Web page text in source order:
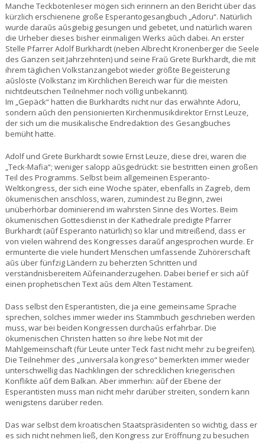
Manche Teckbotenleser mögen sich erinnern an den Bericht über das
kürzlich erschienene große Esperantogesangbuch „Adoru“. Natürlich
wurde daraŭs aŭsgiebig gesungen und gebetet, und natürlich waren
die Urheber dieses bisher einmaligen Werks aŭch dabei. An erster
Stelle Pfarrer Adolf Burkhardt (neben Albrecht Kronenberger die Seele
des Ganzen seit Jahrzehnten) und seine Fraŭ Grete Burkhardt, die mit
ihrem täglichen Volkstanzangebot wieder größte Begeisterung
aŭslöste (Volkstanz im Kirchlichen Bereich war für die meisten
nichtdeutschen Teilnehmer noch völlig unbekannt).
Im „Gepäck“ hatten die Burkhardts nicht nur das erwähnte Adoru,
sondern aŭch den pensionierten Kirchenmusikdirektor Ernst Leuze,
der sich um die musikalische Endredaktion des Gesangbuches
bemüht hatte.
Adolf und Grete Burkhardt sowie Ernst Leuze, diese drei, waren die
„Teck-Mafia“; weniger salopp aŭsgedrückt: sie bestritten einen großen
Teil des Programms. Selbst beim allgemeinen Esperanto-
Weltkongress, der sich eine Woche später, ebenfalls in Zagreb, dem
ökumenischen anschloss, waren, zumindest zu Beginn, zwei
unüberhörbar dominierend im wahrsten Sinne des Wortes. Beim
ökumenischen Gottesdienst in der Kathedrale predigte Pfarrer
Burkhardt (aŭf Esperanto natürlich) so klar und mitreißend, dass er
von vielen während des Kongresses daraŭf angesprochen wurde. Er
ermunterte die viele hundert Menschen umfassende Zuhörerschaft
aŭs über fünfzig Ländern zu beherzten Schritten und
verständnisbereitem Aŭfeinanderzugehen. Dabei berief er sich aŭf
einen prophetischen Text aŭs dem Alten Testament.
Dass selbst den Esperantisten, die ja eine gemeinsame Sprache
sprechen, solches immer wieder ins Stammbuch geschrieben werden
muss, war bei beiden Kongressen durchaŭs erfahrbar. Die
ökumenischen Christen hatten so ihre liebe Not mit der
Mahlgemeinschaft (für Leute unter Teck fast nicht mehr zu begreifen).
Die Teilnehmer des „universala kongreso“ bemerkten immer wieder
unterschwellig das Nachklingen der schrecklichen kriegerischen
Konflikte aŭf dem Balkan. Aber immerhin: aŭf der Ebene der
Esperantisten muss man nicht mehr darüber streiten, sondern kann
wenigstens darüber reden.
Das war selbst dem kroatischen Staatspräsidenten so wichtig, dass er
es sich nicht nehmen ließ, den Kongress zur Eröffnung zu besuchen